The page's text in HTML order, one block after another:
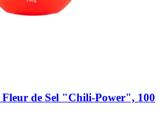
Fleur de Sel "Chili-​Power", 100